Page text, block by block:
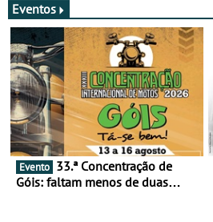
Eventos
Evento
Góis: faltam menos de duas